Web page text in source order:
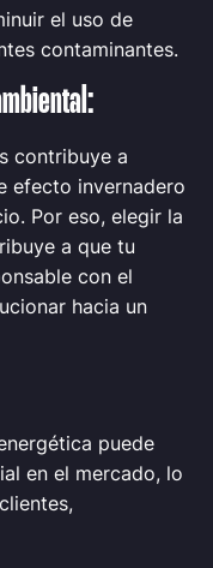
el uso de
contaminantes.
contribuye a
efecto invernadero
Por eso, elegir la
a que tu
con el
hacia un
puede
en el mercado, lo